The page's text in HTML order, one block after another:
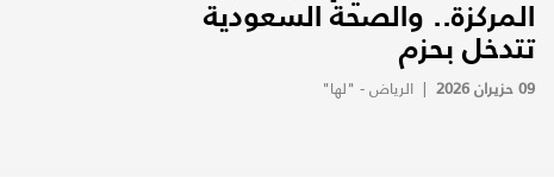
المركزة.. والصحة السعودية
تتدخل بحزم
09 حزيران 2026 |الرياض - "لها"